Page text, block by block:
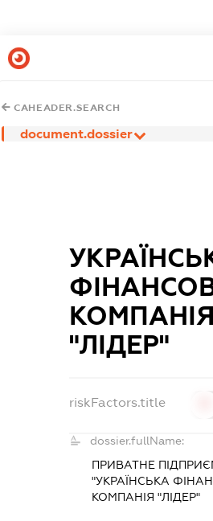
CAHEADER.SEARCH
document.dossier
КОМПАНІЯ
"ЛІДЕР"
riskFactors.title
dossier.fullName:
ПРИВАТНЕ
"УКРАЇНСЬКА
КОМПАНІЯ "ЛІДЕР"